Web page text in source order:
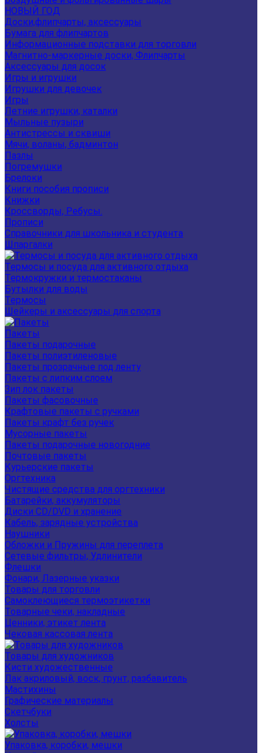
НОВЫЙ ГОД
Доски,флипчарты, аксессуары
Бумага для флипчартов
Информационные подставки для торговли
Магнитно-маркерные доски, Флипчарты
Аксессуары для досок
Игры и игрушки
Игрушки для девочек
Игры
Летние игрушки, каталки
Мыльные пузыри
Антистрессы и сквиши
Мячи, воланы, бадминтон
Пазлы
Погремушки
Брелоки
Книги пособия прописи
Книжки
Кроссворды, Ребусы.
Прописи
Справочники для школьника и студента
Шпаргалки
Термосы и посуда для активного отдыха
Термокружки и термостаканы
Бутылки для воды
Термосы
Шейкеры и аксессуары для спорта
Пакеты
Пакеты подарочные
Пакеты полиэтиленовые
Пакеты прозрачные под ленту
Пакеты с липким слоем
Зип лок пакеты
Пакеты фасовочные
Крафтовые пакеты с ручками
Пакеты крафт без ручек
Мусорные пакеты
Пакеты подарочные новогодние
Почтовые пакеты
Курьерские пакеты
Оргтехника
Чистящие средства для оргтехники
Батарейки, аккумуляторы
Диски CD/DVD и хранение
Кабель, зарядные устройства
Наушники
Обложки и Пружины для переплета
Сетевые фильтры, Удлинители
Флешки
Фонари, Лазерные указки
Товары для торговли
Самоклеющиеся термоэтикетки
Товарные чеки, накладные
Ценники, этикет лента
Чековая кассовая лента
Товары для художников
Кисти художественные
Лак акриловый, воск, грунт, разбавитель
Мастихины
Графические материалы
Скетчбуки
Холсты
Упаковка, коробки, мешки